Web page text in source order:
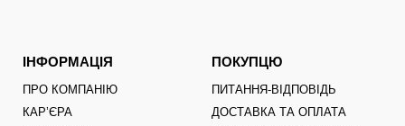
ІНФОРМАЦІЯ
ПРО КОМПАНІЮ
КАРʼЄРА
ПОКУПЦЮ
ПИТАННЯ-ВІДПОВІДЬ
ДОСТАВКА ТА ОПЛАТА